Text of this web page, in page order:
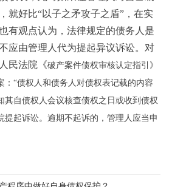
就好比“以子之矛攻子之盾”，在实
有观点认为，法律规定的债务人是
应由管理人代为提起异议诉讼。对
民法院《破产案件债权审核认定指引 》
：“债权人和债务人对债权表记载的内容
其自债权人会议核查债权之日或收到债权
提起诉讼。逾期不起诉的，管理人应当申